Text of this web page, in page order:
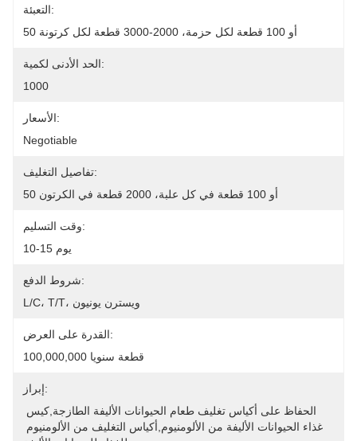
التعبئة:
50 أو 100 قطعة لكل حزمة، 2000-3000 قطعة لكل كرتونة
الحد الأدنى لكمية:
1000
الأسعار:
Negotiable
تفاصيل التغليف:
50 أو 100 قطعة في كل علبة، 2000 قطعة في الكرتون
وقت التسليم:
10-15 يوم
شروط الدفع:
L/C، T/T، ويسترن يونيون
القدرة على العرض:
100,000,000 قطعة سنويا
إبراز: